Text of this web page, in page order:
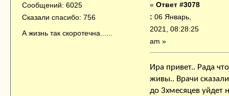
Сообщений: 6025
Сказали спасибо: 756
А жизнь так скоротечна......
« Ответ #3078
: 06 Январь,
2021, 08:28:25
am »
Ира привет.. Рада что
живы.. Врачи сказали
до 3хмесяцев уйдет